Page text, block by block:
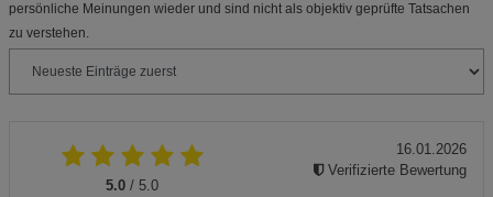
persönliche Meinungen wieder und sind nicht als objektiv geprüfte Tatsachen
zu verstehen.
5.0 / 5.0
16.01.2026
Verifizierte Bewertung